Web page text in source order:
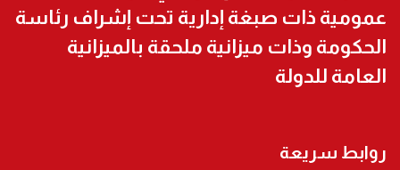
عمومية ذات صبغة إدارية تحت إشراف رئاسة
الحكومة وذات ميزانية ملحقة بالميزانية
العامة للدولة
روابط سريعة